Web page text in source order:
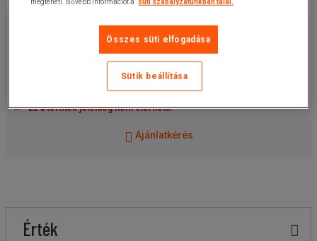
28 490,00 Ft
1505768
Ez a termék jelenleg nem elérhető.
Ajánlatkérés
Érték
megteheti. Bővebb információt a
süti szabályzatunkban talál.
Összes süti elfogadása
Sütik beállítása